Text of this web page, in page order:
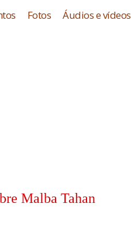
Fotos Áudios e vídeos
Malba Tahan